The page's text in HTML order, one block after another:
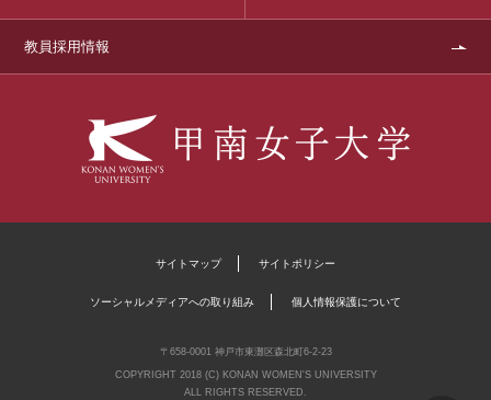
教員採用情報
サイトマップ サイトポリシー
ソーシャルメディアへの取り組み 個人情報保護について
〒658-0001 神戸市東灘区森北町6-2-23
COPYRIGHT 2018 (C) KONAN WOMEN'S UNIVERSITY
ALL RIGHTS RESERVED.